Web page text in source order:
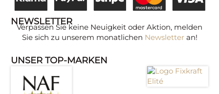
NEWSLETTER
Verpassen Sie keine Neuigkeit oder Aktion, melden
Sie sich zu unserem monatlichen Newsletteran!
UNSER TOP-MARKEN